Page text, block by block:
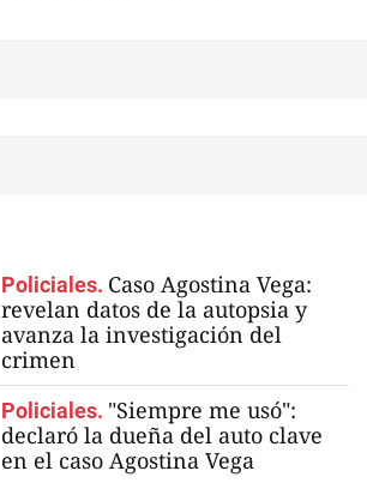
Policiales. Caso Agostina Vega:
revelan datos de la autopsia y
avanza la investigación del
crimen
Policiales. "Siempre me usó":
declaró la dueña del auto clave
en el caso Agostina Vega